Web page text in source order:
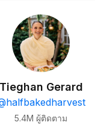
Tieghan Gerard
halfbakedharvest
5.4M ผู้ติดตาม